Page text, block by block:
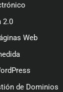
2.0
Web
de Dominios